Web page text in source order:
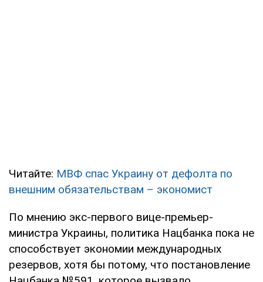
Читайте: МВФ спас Украину от дефолта по
внешним обязательствам – экономист
По мнению экс-первого вице-премьер-
министра Украины, политика Нацбанка пока не
способствует экономии международных
резервов, хотя бы потому, что постановление